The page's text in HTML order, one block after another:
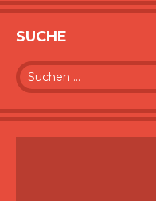
SUCHE
Suche
nach: